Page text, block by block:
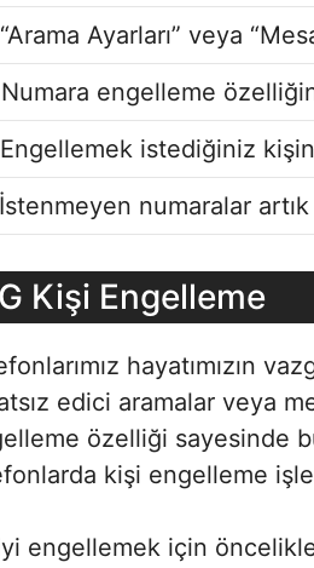
Ayarları” veya
engelleme
istediğiniz
numaralar
Kişi Engelleme
hayatımızın
edici aramalar veya
özelliği sayesinde
kişi engelleme
engellemek için